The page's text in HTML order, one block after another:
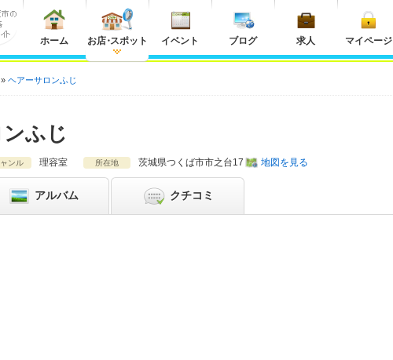
ホーム お店・スポット イベント ブログ 求人 マイページ
ヘアーサロンふじ
ふじ
ンル 理容室 所在地 茨城県つくば市市之台17 地図を見る
アルバム クチコミ